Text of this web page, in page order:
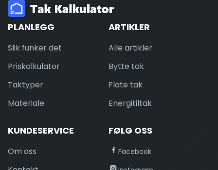
PLANLEGG
Slik funker det
Priskalkulator
Taktyper
Materiale
ARTIKLER
Alle artikler
Bytte tak
Flate tak
Energitiltak
KUNDESERVICE
Om oss
FØLG OSS
Facebook